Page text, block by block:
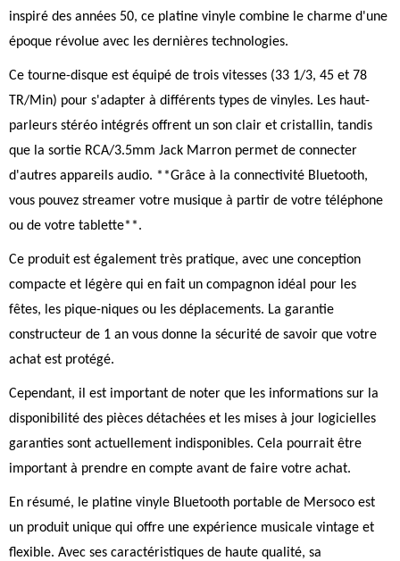
inspiré des années 50, ce platine vinyle combine le charme d'une
époque révolue avec les dernières technologies.
Ce tourne-disque est équipé de trois vitesses (33 1/3, 45 et 78
TR/Min) pour s'adapter à différents types de vinyles. Les haut-
parleurs stéréo intégrés offrent un son clair et cristallin, tandis
que la sortie RCA/3.5mm Jack Marron permet de connecter
d'autres appareils audio. **Grâce à la connectivité Bluetooth,
vous pouvez streamer votre musique à partir de votre téléphone
ou de votre tablette**.
Ce produit est également très pratique, avec une conception
compacte et légère qui en fait un compagnon idéal pour les
fêtes, les pique-niques ou les déplacements. La garantie
constructeur de 1 an vous donne la sécurité de savoir que votre
achat est protégé.
Cependant, il est important de noter que les informations sur la
disponibilité des pièces détachées et les mises à jour logicielles
garanties sont actuellement indisponibles. Cela pourrait être
important à prendre en compte avant de faire votre achat.
En résumé, le platine vinyle Bluetooth portable de Mersoco est
un produit unique qui offre une expérience musicale vintage et
flexible. Avec ses caractéristiques de haute qualité, sa